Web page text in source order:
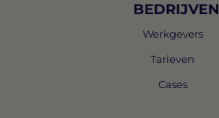
BEDRIJVEN
Werkgevers
Tarieven
Cases